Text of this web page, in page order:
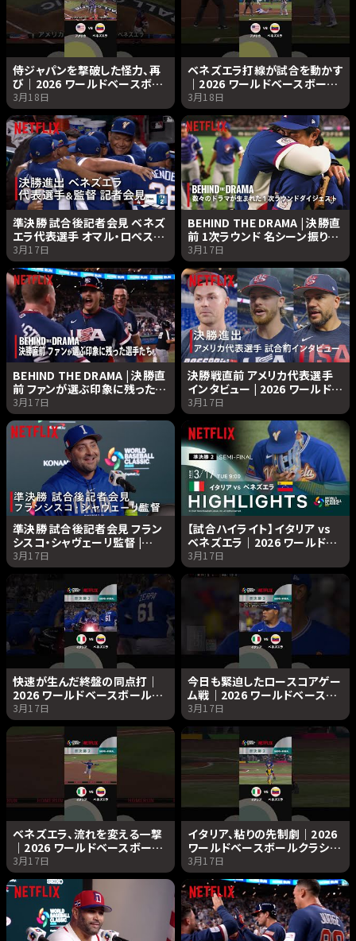
侍ジャパンを撃破した怪力、再
び｜2026 ワールドベースボー
ルクラシック | Netflix Japan
3月18日
ベネズエラ打線が試合を動かす
｜2026 ワールドベースボール
クラシック | Netflix Japan
3月18日
準決勝 試合後記者会見 ベネズ
エラ代表選手 オマル・ロペス監
督 | 2026 ワールドベースボー
ルクラシック | Netflix Japan
3月17日
BEHIND THE DRAMA | 決勝直
前 1次ラウンド 名シーン振り返
り | 2026 ワールドベースボー
ルクラシック | Netflix Japan
3月17日
BEHIND THE DRAMA | 決勝直
前 ファンが選ぶ印象に残った選
手たち | 2026 ワールドベース
ボールクラシック | Netflix
Japan
3月17日
決勝戦直前 アメリカ代表選手
インタビュー | 2026 ワールドベ
ースボールクラシック |
Netflix Japan
3月17日
準決勝 試合後記者会見 フラン
シスコ・シャヴェーリ監督 |
2026 ワールドベースボールク
ラシック | Netflix Japan
3月17日
【試合ハイライト】イタリア vs
ベネズエラ｜2026 ワールドベ
ースボールクラシック |
Netflix Japan
3月17日
快速が生んだ終盤の同点打｜
2026 ワールドベースボールク
ラシック | Netflix Japan
3月17日
今日も緊迫したロースコアゲー
ム戦｜2026 ワールドベースボ
ールクラシック | Netflix
Japan
3月17日
ベネズエラ、流れを変える一撃
｜2026 ワールドベースボール
クラシック | Netflix Japan
3月17日
イタリア、粘りの先制劇｜2026
ワールドベースボールクラシッ
ク | Netflix Japan
3月17日